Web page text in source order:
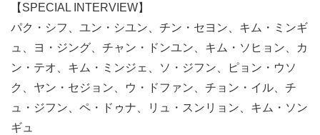
【SPECIAL INTERVIEW】
パク・シフ、ユン・シユン、チン・セヨン、キム・ミンギ
ュ、ヨ・ジング、チャン・ドンユン、キム・ソヒョン、カ
ン・テオ、キム・ミンジェ、ソ・ジフン、ピョン・ウソ
ク、ヤン・セジョン、ウ・ドファン、チョン・イル、チ
ュ・ジフン、ペ・ドゥナ、リュ・スンリョン、キム・ソン
ギュ